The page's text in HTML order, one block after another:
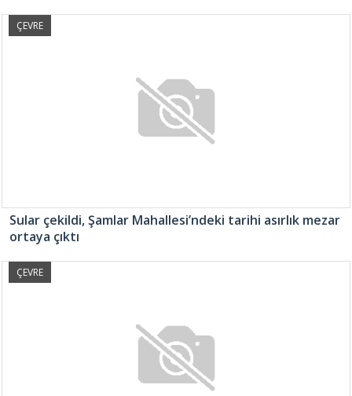
ÇEVRE
Sular çekildi, Şamlar Mahallesi’ndeki tarihi asırlık mezar
ortaya çıktı
ÇEVRE